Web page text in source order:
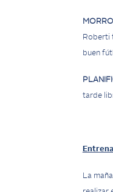
Roberti
buen
tarde
La